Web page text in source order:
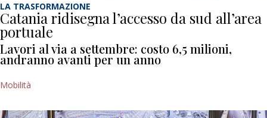
LA TRASFORMAZIONE
Catania ridisegna l’accesso da sud all’area
portuale
Lavori al via a settembre: costo 6,5 milioni,
andranno avanti per un anno
Mobilità